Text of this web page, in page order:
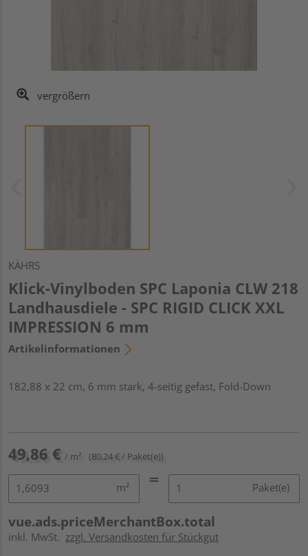
vergrößern
KÄHRS
Klick-Vinylboden SPC Laponia CLW 218
Landhausdiele - SPC RIGID CLICK XXL
IMPRESSION 6 mm
Artikelinformationen
182,88 x 22 cm, 6 mm stark, 4-seitig gefast, Fold-Down
49,86 € / m² (80,24 € / Paket(e))
m² Paket(e)
vue.ads.priceMerchantBox.total
inkl. MwSt. zzgl. Versandkosten für Stückgut